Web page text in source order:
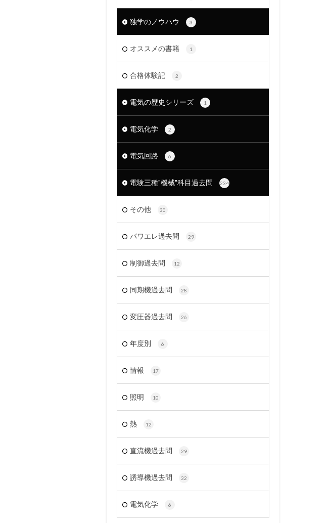
独学のノウハウ 3
オススメの書籍 1
合格体験記 2
電気の歴史シリーズ 1
電気化学 2
電気回路 6
電験三種"機械"科目過去問 234
その他 30
パワエレ過去問 29
制御過去問 12
同期機過去問 28
変圧器過去問 26
年度別 6
情報 17
照明 10
熱 12
直流機過去問 29
誘導機過去問 32
電気化学 6